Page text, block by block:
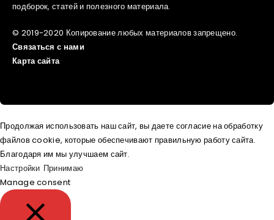
подборок, статей и полезного материала.
© 2019-2020 Копирование любых материалов запрещено.
Связаться с нами
Карта сайта
Продолжая использовать наш сайт, вы даете согласие на обработку
файлов cookie, которые обеспечивают правильную работу сайта.
Благодаря им мы улучшаем сайт.
Настройки Принимаю
Manage consent